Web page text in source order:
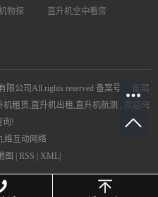
物探
直升机空中看房
公司All rights reserved 备案号：
备案
机租赁 直升机出租 直升机航测
, 欢迎来
询!
维互动网络
图 | RSS | XML|